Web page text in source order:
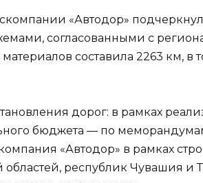
«Автодор»
согласованными с
составила 2263 км, в
дорог: в рамках
бюджета — по
«Автодор» в рамках
республик Чувашия и